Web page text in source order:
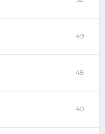
49
48
40